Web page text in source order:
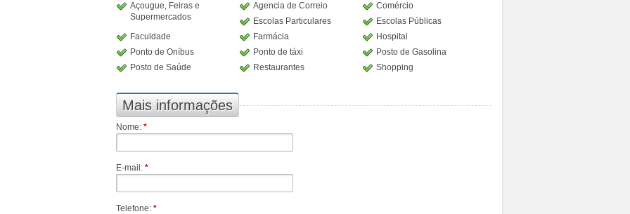
Açougue, Feiras e
Supermercados
Agencia de Correio
Comércio
Escolas Particulares
Escolas Públicas
Faculdade
Farmácia
Hospital
Ponto de Oníbus
Ponto de táxi
Posto de Gasolina
Posto de Saúde
Restaurantes Shopping
Mais informações
Nome: *
E-mail: *
Telefone: *